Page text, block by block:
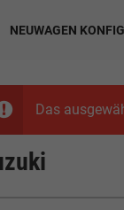
NEUWAGEN
Das